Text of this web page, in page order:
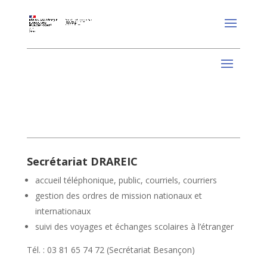
Secrétariat DRAREIC
accueil téléphonique, public, courriels, courriers
gestion des ordres de mission nationaux et
internationaux
suivi des voyages et échanges scolaires à l’étranger
Tél. : 03 81 65 74 72 (Secrétariat Besançon)